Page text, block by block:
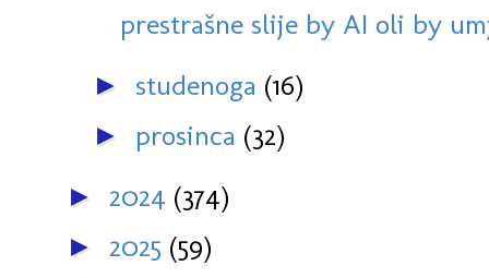
prestrašne slije by AI oli by
► studenoga (16)
► prosinca (32)
► 2024 (374)
► 2025 (59)